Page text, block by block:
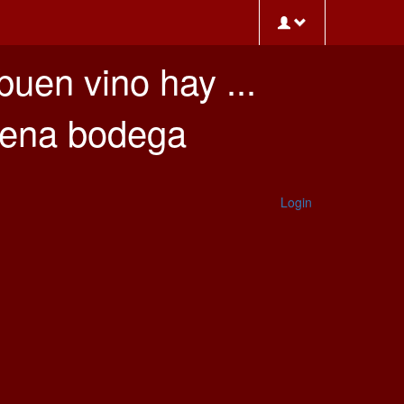
vino hay ...
bodega
Login